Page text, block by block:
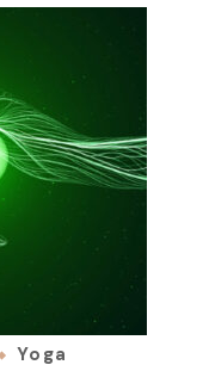
Yoga